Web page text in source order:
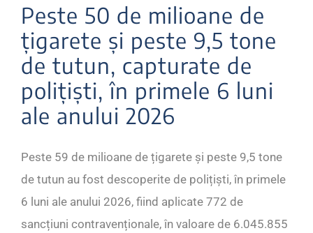
Peste 50 de milioane de
țigarete și peste 9,5 tone
de tutun, capturate de
polițiști, în primele 6 luni
ale anului 2026
Peste 59 de milioane de țigarete și peste 9,5 tone
de tutun au fost descoperite de polițiști, în primele
6 luni ale anului 2026, fiind aplicate 772 de
sancțiuni contravenționale, în valoare de 6.045.855